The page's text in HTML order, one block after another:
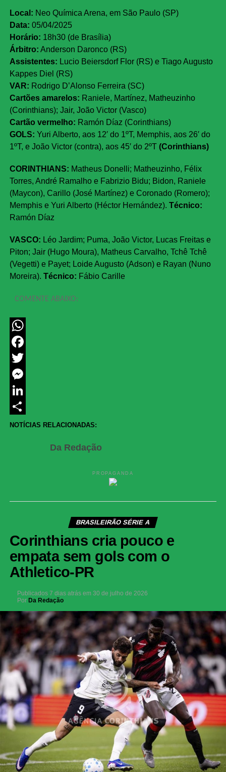
Local: Neo Química Arena, em São Paulo (SP)
Data: 05/04/2025
Horário: 18h30 (de Brasília)
Árbitro: Anderson Daronco (RS)
Assistentes: Lucio Beiersdorf Flor (RS) e Tiago Augusto
Kappes Diel (RS)
VAR: Rodrigo D’Alonso Ferreira (SC)
Cartões amarelos: Raniele, Martínez, Matheuzinho
(Corinthians); Jair, João Victor (Vasco)
Cartão vermelho: Ramón Díaz (Corinthians)
GOLS: Yuri Alberto, aos 12′ do 1ºT, Memphis, aos 26′ do
1ºT, e João Victor (contra), aos 45′ do 2ºT (Corinthians)
CORINTHIANS: Matheus Donelli; Matheuzinho, Félix
Torres, André Ramalho e Fabrizio Bidu; Bidon, Raniele
(Maycon), Carillo (José Martínez) e Coronado (Romero);
Memphis e Yuri Alberto (Héctor Hernández). Técnico:
Ramón Díaz
VASCO: Léo Jardim; Puma, João Victor, Lucas Freitas e
Piton; Jair (Hugo Moura), Matheus Carvalho, Tchê Tchê
(Vegetti) e Payet; Loide Augusto (Adson) e Rayan (Nuno
Moreira). Técnico: Fábio Carille
COMENTE ABAIXO:
WhatsApp
Facebook
Twitter
Messenger
LinkedIn
Share
NOTÍCIAS RELACIONADAS:
Da Redação
PROPAGANDA
BRASILEIRÃO SÉRIE A
Corinthians cria pouco e
empata sem gols com o
Athletico-PR
Publicados 7 dias atrás em 30 de julho de 2026
Por Da Redação